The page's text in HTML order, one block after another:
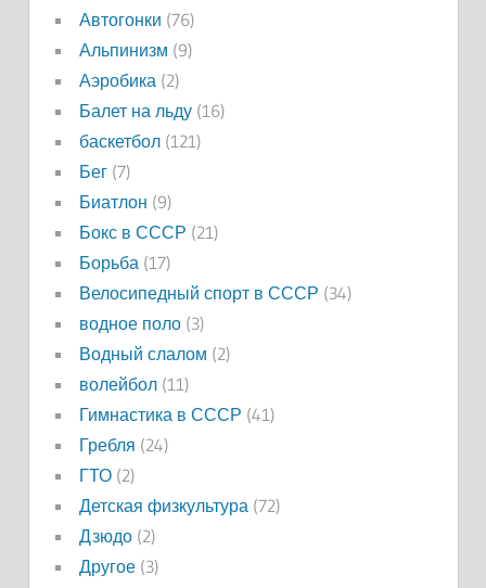
Автогонки (76)
Альпинизм (9)
Аэробика (2)
Балет на льду(16)
баскетбол(121)
Бег(7)
Биатлон (9)
Бокс в СССР (21)
Борьба (17)
Велосипедный спорт в СССР (34)
водное поло(3)
Водный слалом (2)
волейбол(11)
Гимнастика в СССР (41)
Гребля (24)
ГТО(2)
Детская физкультура (72)
Дзюдо(2)
Другое(3)